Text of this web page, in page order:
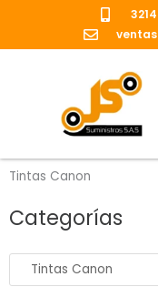
Tintas Canon
Categorías
Precio